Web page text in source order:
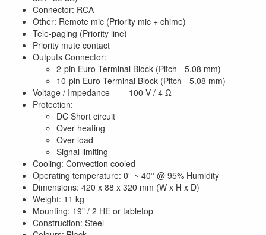
Connector: RCA
Other: Remote mic (Priority mic + chime)
Tele-paging (Priority line)
Priority mute contact
Outputs Connector:
2-pin Euro Terminal Block (Pitch - 5.08 mm)
10-pin Euro Terminal Block (Pitch - 5.08 mm)
Voltage / Impedance 100 V / 4 Ω
Protection:
DC Short circuit
Over heating
Over load
Signal limiting
Cooling: Convection cooled
Operating temperature: 0° ~ 40° @ 95% Humidity
Dimensions: 420 x 88 x 320 mm (W x H x D)
Weight: 11 kg
Mounting: 19” / 2 HE or tabletop
Construction: Steel